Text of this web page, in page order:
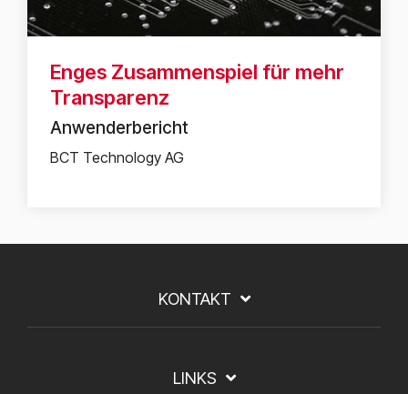
Enges Zusammenspiel für mehr
Transparenz
Anwenderbericht
BCT Technology AG
KONTAKT
LINKS